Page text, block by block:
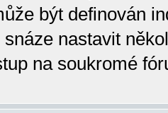
být definován
nastavit
na soukromé